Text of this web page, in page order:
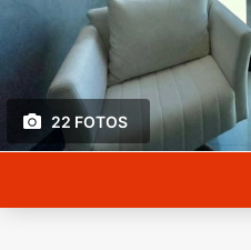
22 FOTOS